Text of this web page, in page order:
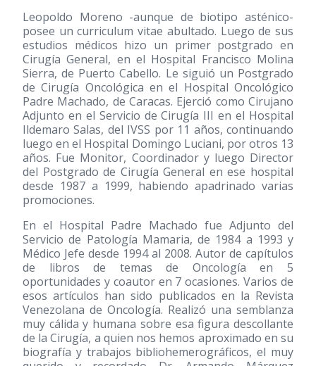
Leopoldo Moreno -aunque de biotipo asténico-
posee un curriculum vitae abultado. Luego de sus
estudios médicos hizo un primer postgrado en
Cirugía General, en el Hospital Francisco Molina
Sierra, de Puerto Cabello. Le siguió un Postgrado
de Cirugía Oncológica en el Hospital Oncológico
Padre Machado, de Caracas. Ejerció como Cirujano
Adjunto en el Servicio de Cirugía III en el Hospital
Ildemaro Salas, del IVSS por 11 años, continuando
luego en el Hospital Domingo Luciani, por otros 13
años. Fue Monitor, Coordinador y luego Director
del Postgrado de Cirugía General en ese hospital
desde 1987 a 1999, habiendo apadrinado varias
promociones.
En el Hospital Padre Machado fue Adjunto del
Servicio de Patología Mamaria, de 1984 a 1993 y
Médico Jefe desde 1994 al 2008. Autor de capítulos
de libros de temas de Oncología en 5
oportunidades y coautor en 7 ocasiones. Varios de
esos artículos han sido publicados en la Revista
Venezolana de Oncología. Realizó una semblanza
muy cálida y humana sobre esa figura descollante
de la Cirugía, a quien nos hemos aproximado en su
biografía y trabajos bibliohemerográficos, el muy